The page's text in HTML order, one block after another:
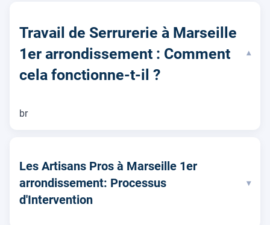
Travail de Serrurerie à Marseille
1er arrondissement : Comment
cela fonctionne-t-il ?
▾
br
Les Artisans Pros à Marseille 1er
arrondissement: Processus
d'Intervention
▾